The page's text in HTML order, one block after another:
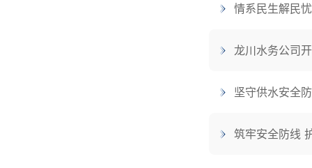
情系民生解民
龙川水务公司
坚守供水安全
筑牢安全防线